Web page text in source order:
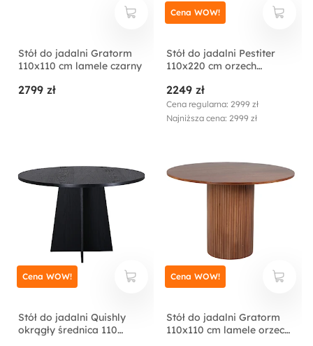
Stół do jadalni Gratorm
110x110 cm lamele czarny
2799 zł
Stół do jadalni Pestiter
110x220 cm orzech
2249 zł
Cena regularna: 2999 zł
Najniższa cena: 2999 zł
Cena WOW!
Stół do jadalni Quishly
okrągły średnica 110
Cena WOW!
Stół do jadalni Gratorm
110x110 cm lamele orzech
Cena WOW!